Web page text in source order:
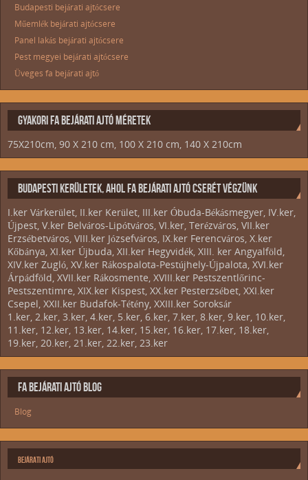
Budapesti bejárati ajtócsere
Műemlék bejárati ajtócsere
Panel lakás bejárati ajtócsere
Pest megyei bejárati ajtócsere
Üveges fa bejárati ajtó
GYAKORI FA BEJÁRATI AJTÓ MÉRETEK
75X210cm, 90 X 210 cm, 100 X 210 cm, 140 X 210cm
BUDAPESTI KERÜLETEK, AHOL FA BEJÁRATI AJTÓ CSERÉT VÉGZÜNK
I.ker Várkerület, II.ker Kerület, III.ker Óbuda-Békásmegyer, IV.ker,
Újpest, V.ker Belváros-Lipótváros, VI.ker, Terézváros, VII.ker
Erzsébetváros, VIII.ker Józsefváros, IX.ker Ferencváros, X.ker
Kőbánya, XI.ker Újbuda, XII.ker Hegyvidék, XIII. ker Angyalföld,
XIV.ker Zugló, XV.ker Rákospalota-Pestújhely-Újpalota, XVI.ker
Árpádföld, XVII.ker Rákosmente, XVIII.ker Pestszentlőrinc-
Pestszentimre, XIX.ker Kispest, XX.ker Pesterzsébet, XXI.ker
Csepel, XXII.ker Budafok-Tétény, XXIII.ker Soroksár
1.ker, 2.ker, 3.ker, 4.ker, 5.ker, 6.ker, 7.ker, 8.ker, 9.ker, 10.ker,
11.ker, 12.ker, 13.ker, 14.ker, 15.ker, 16.ker, 17.ker, 18.ker,
19.ker, 20.ker, 21.ker, 22.ker, 23.ker
FA BEJÁRATI AJTÓ BLOG
Blog
BEJÁRATI AJTÓ